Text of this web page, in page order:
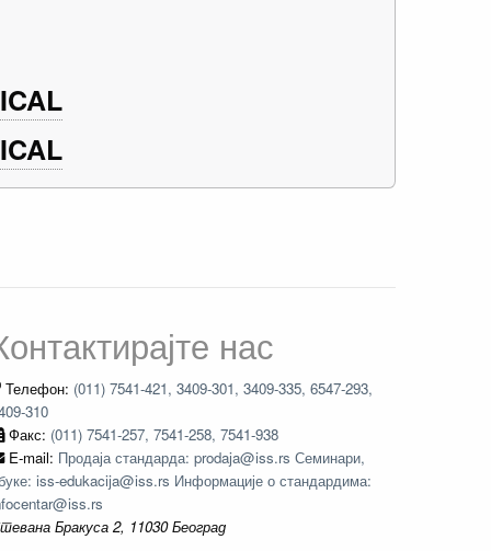
нас
Телефон: (011) 7541-421, 3409-301, 3409-335, 6547-293,
310
Факс: (011) 7541-257, 7541-258, 7541-938
E-mail: Продаја стандарда: prodaja@iss.rs Семинари,
iss-edukacija@iss.rs Информације о стандардима:
Бракуса 2, 11030 Београд